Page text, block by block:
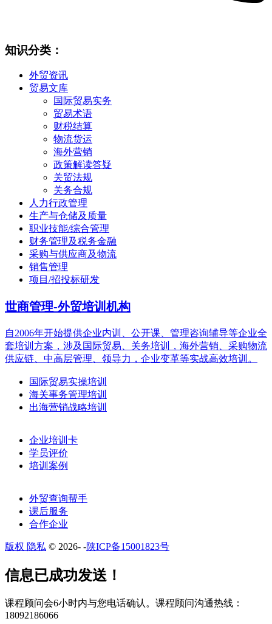
知识分类：
外贸资讯
贸易文库
国际贸易实务
贸易术语
财税结算
物流货运
海外营销
政策解读答疑
关贸法规
关务合规
人力行政管理
生产与仓储及质量
职业技能/综合管理
财务管理及税务金融
采购与供应商及物流
销售管理
项目/招投标研发
世商管理-外贸培训机构
自2006年开始提供企业内训、公开课、管理咨询辅导等企业全
套培训方案，涉及国际贸易、关务培训，海外营销、采购物流
供应链、中高层管理、领导力，企业变革等实战高效培训。
国际贸易实操培训
海关事务管理培训
出海营销战略培训
企业培训卡
学员评价
培训案例
外贸查询帮手
课后服务
合作企业
版权 隐私 © 2026- -陕ICP备15001823号
​​信息已成功发送！
课程顾问会6小时内与您电话确认。​课程顾问沟通热线：
18092186066